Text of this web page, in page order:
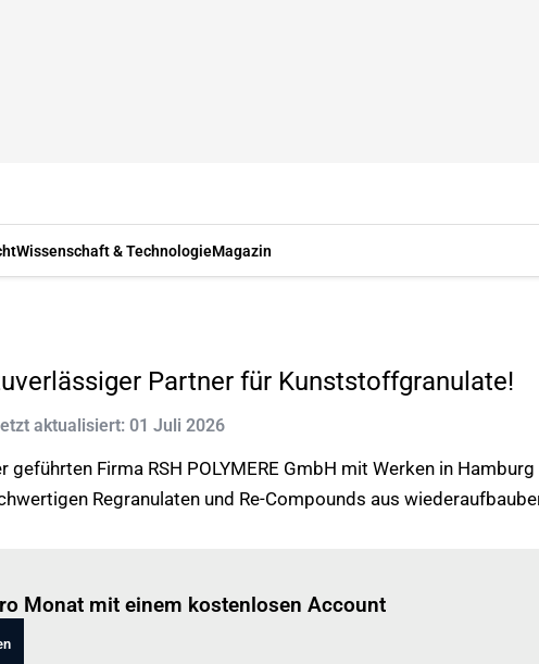
Wissenschaft & TechnologieMagazin
Partner für Kunststoffgranulate!
aktualisiert: 01 Juli 2026
geführten Firma RSH POLYMERE GmbH mit Werken in
Regranulaten und Re-Compounds aus
Monat mit einem kostenlosen Account